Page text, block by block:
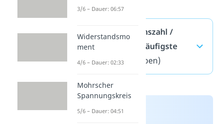
Querkontraktionszahl /
Poissonzahl — häufigste
Fragen(ausklappen)
3/6 – Dauer: 06:57
Widerstandsmo
ment
4/6 – Dauer: 02:33
Mohrscher
Spannungskreis
5/6 – Dauer: 04:51